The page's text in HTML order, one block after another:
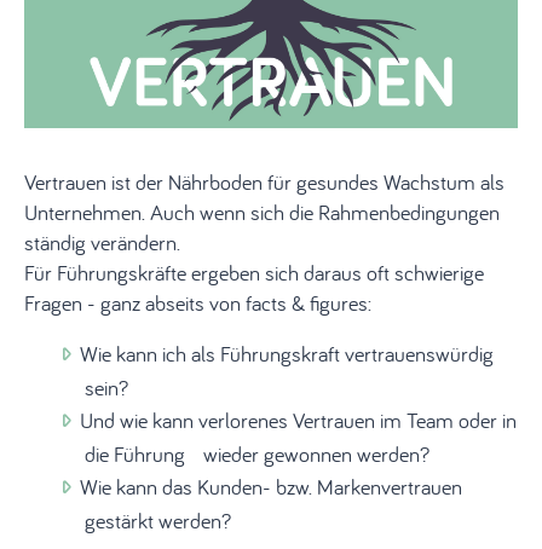
Vertrauen ist der Nährboden für gesundes Wachstum als
Unternehmen. Auch wenn sich die Rahmenbedingungen
ständig verändern.
Für Führungskräfte ergeben sich daraus oft schwierige
Fragen - ganz abseits von facts & figures:
Wie kann ich als Führungskraft vertrauenswürdig
sein?
Und wie kann verlorenes Vertrauen im Team oder in
die Führung wieder gewonnen werden?
Wie kann das Kunden- bzw. Markenvertrauen
gestärkt werden?